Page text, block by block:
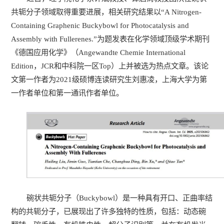
共轭分子领域取得重要进展，相关研究结果以“A Nitrogen-
Containing Graphenic Buckybowl for Photocatalysis and
Assembly with Fullerenes.”为题发表在化学领域顶级学术期刊
《德国应用化学》（Angewandte Chemie International
Edition，JCR和中科院一区Top）上并被选为热点文章。该论
文第一作者为2021级硕博连读研究生刘惠凌，上海大学为第
一作者单位和第一通讯作者单位。
碗状共轭分子（Buckybowl）是一种具有开口、正曲率结
构的共轭分子，已展现出了许多独特的性质，包括：动态碗